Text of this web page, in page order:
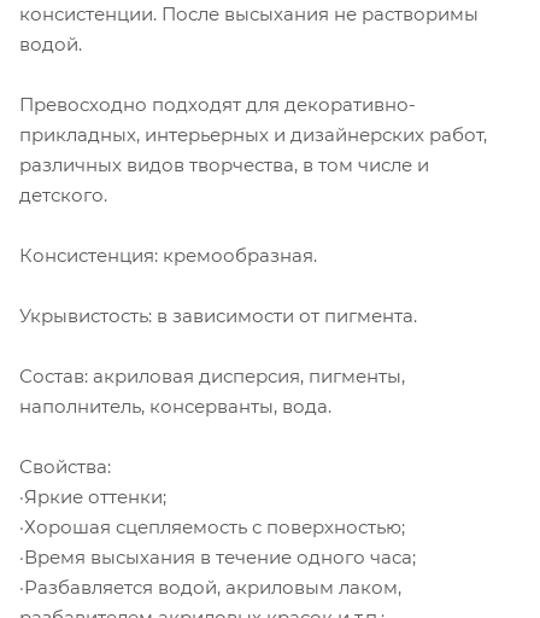
консистенции. После высыхания не растворимы
водой.
Превосходно подходят для декоративно-
прикладных, интерьерных и дизайнерских работ,
различных видов творчества, в том числе и
детского.
Консистенция: кремообразная.
Укрывистость: в зависимости от пигмента.
Состав: акриловая дисперсия, пигменты,
наполнитель, консерванты, вода.
Свойства:
·Яркие оттенки;
·Хорошая сцепляемость с поверхностью;
·Время высыхания в течение одного часа;
·Разбавляется водой, акриловым лаком,